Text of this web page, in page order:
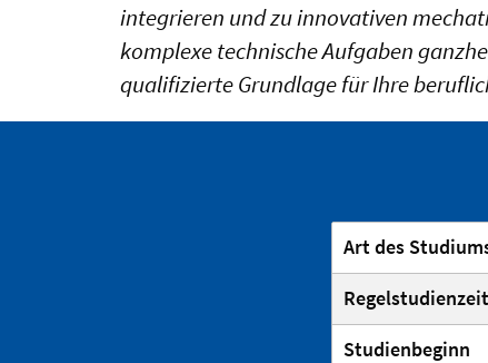
integrieren und zu innovativen
komplexe technische Aufgaben
qualifizierte Grundlage für Ihre
Art des
Regelstudienzeit
Studienbeginn